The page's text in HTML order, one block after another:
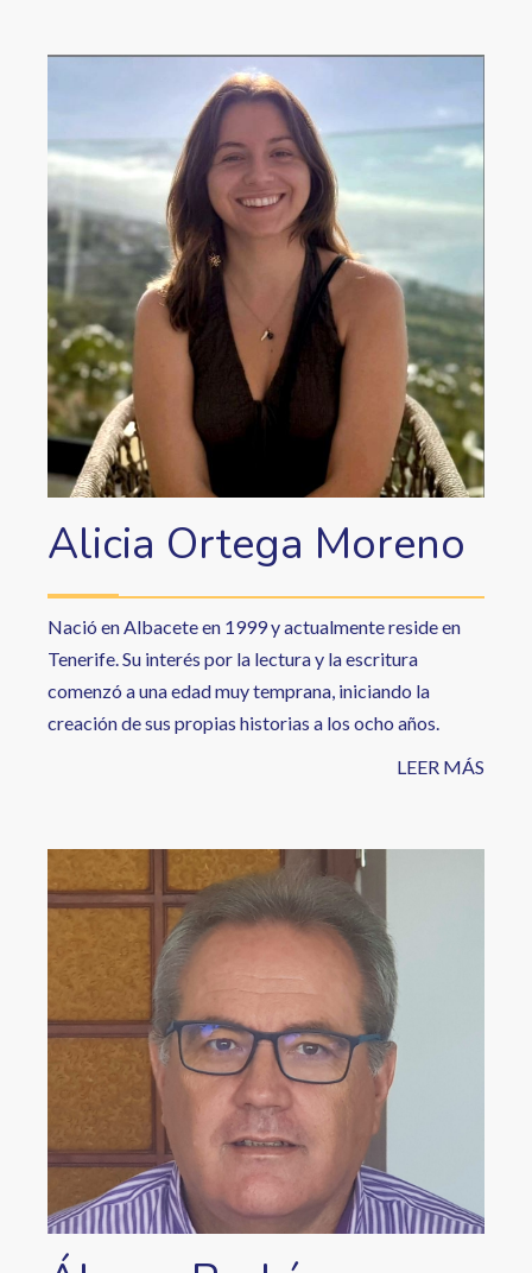
Alicia Ortega Moreno
Nació en Albacete en 1999 y actualmente reside en
Tenerife. Su interés por la lectura y la escritura
comenzó a una edad muy temprana, iniciando la
creación de sus propias historias a los ocho años.
LEER MÁS